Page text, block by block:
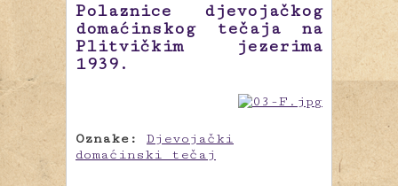
Polaznice djevojačkog
domaćinskog tečaja na
Plitvičkim jezerima
1939.
Oznake:
Djevojački
domaćinski tečaj